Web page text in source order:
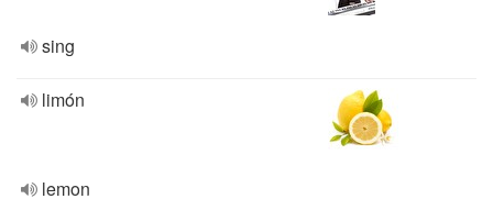
sing
limón
lemon